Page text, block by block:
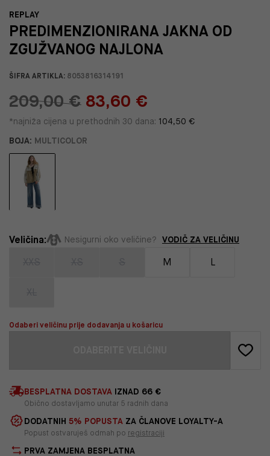
REPLAY
PREDIMENZIONIRANA JAKNA OD
ZGUŽVANOG NAJLONA
ŠIFRA ARTIKLA: 8053816314191
209,00 € 83,60 €
*najniža cijena u prethodnih 30 dana: 104,50 €
BOJA: MULTICOLOR
Veličina: Nesigurni oko veličine? VODIČ ZA VELIČINU
M L
Odaberi veličinu prije dodavanja u košaricu
BESPLATNA DOSTAVA IZNAD 66 €
Obično dostavljamo unutar 5 radnih dana
DODATNIH 5% POPUSTA ZA ČLANOVE LOYALTY-A
Popust ostvaruješ odmah po registraciji
PRVA ZAMJENA BESPLATNA